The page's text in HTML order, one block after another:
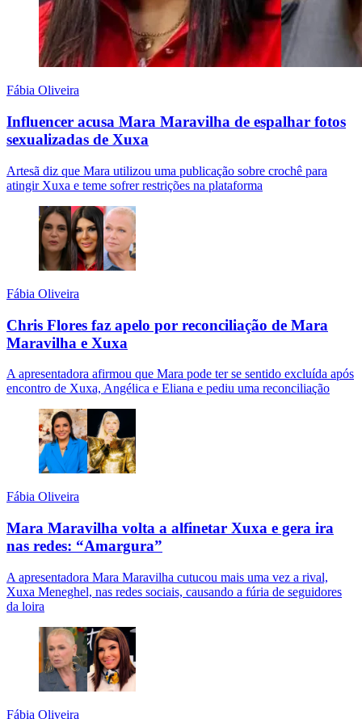
Fábia Oliveira
Influencer acusa Mara Maravilha de espalhar fotos
sexualizadas de Xuxa
Artesã diz que Mara utilizou uma publicação sobre crochê para
atingir Xuxa e teme sofrer restrições na plataforma
Fábia Oliveira
Chris Flores faz apelo por reconciliação de Mara
Maravilha e Xuxa
A apresentadora afirmou que Mara pode ter se sentido excluída após
encontro de Xuxa, Angélica e Eliana e pediu uma reconciliação
Fábia Oliveira
Mara Maravilha volta a alfinetar Xuxa e gera ira
nas redes: “Amargura”
A apresentadora Mara Maravilha cutucou mais uma vez a rival,
Xuxa Meneghel, nas redes sociais, causando a fúria de seguidores
da loira
Fábia Oliveira